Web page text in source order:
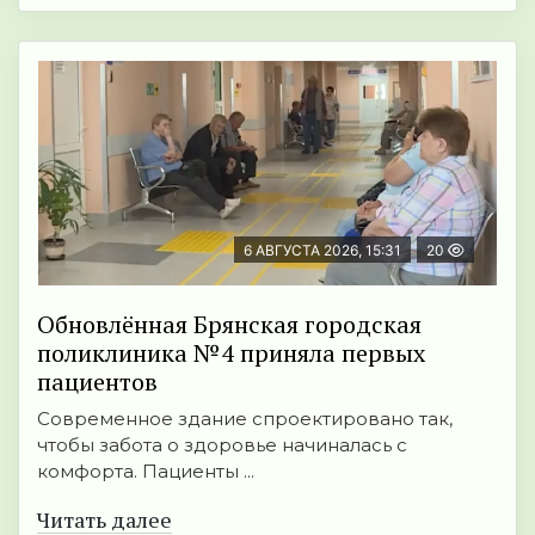
6 АВГУСТА 2026, 15:31 20
Обновлённая Брянская городская
поликлиника №4 приняла первых
пациентов
Современное здание спроектировано так,
чтобы забота о здоровье начиналась с
комфорта. Пациенты ...
Читать далее